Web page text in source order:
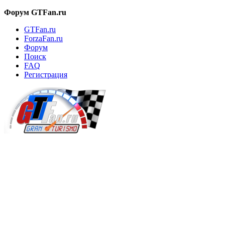
Форум GTFan.ru
GTFan.ru
ForzaFan.ru
Форум
Поиск
FAQ
Регистрация